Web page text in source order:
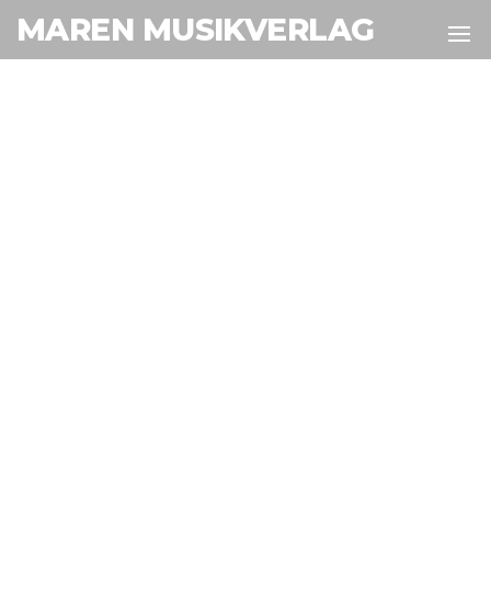
MAREN MUSIKVERLAG